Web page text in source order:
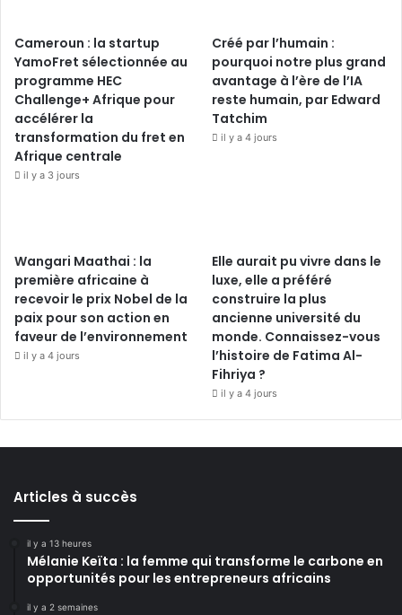
Cameroun : la startup
YamoFret sélectionnée au
programme HEC
Challenge+ Afrique pour
accélérer la
transformation du fret en
Afrique centrale
il y a 3 jours
Créé par l’humain :
pourquoi notre plus grand
avantage à l’ère de l’IA
reste humain, par Edward
Tatchim
il y a 4 jours
Wangari Maathai : la
première africaine à
recevoir le prix Nobel de la
paix pour son action en
faveur de l’environnement
il y a 4 jours
Elle aurait pu vivre dans le
luxe, elle a préféré
construire la plus
ancienne université du
monde. Connaissez-vous
l’histoire de Fatima Al-
Fihriya ?
il y a 4 jours
Articles à succès
il y a 13 heures
Mélanie Keïta : la femme qui transforme le carbone en
opportunités pour les entrepreneurs africains
il y a 2 semaines